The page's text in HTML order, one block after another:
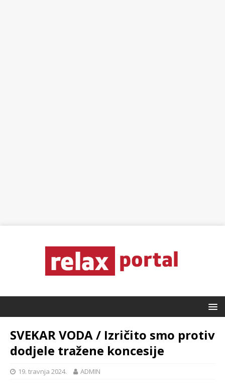
SVEKAR VODA / Izričito smo protiv
dodjele tražene koncesije
19. travnja 2024. ADMIN